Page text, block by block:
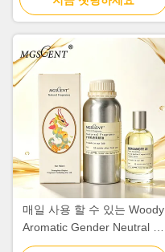
매일 사용 할 수 있는 Woody
Aromatic Gender Neutral 향
수 기름 및 향수 기름